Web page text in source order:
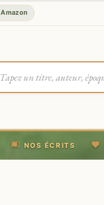
Amazon
NOS ÉCRITS